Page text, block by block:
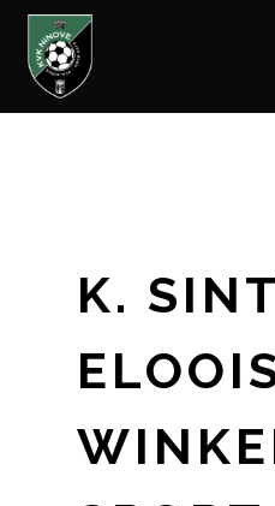
Skip
K.